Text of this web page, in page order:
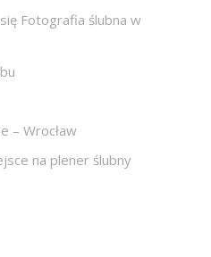
Fotografia ślubna w
– Wrocław
na plener ślubny